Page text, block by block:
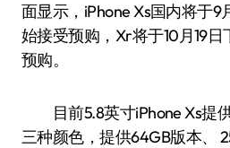
面显示，iPhone Xs国内将于9
始接受预购，Xr将于10月19
预购。
目前5.8英寸iPhone Xs提
三种颜色，提供64GB版本、